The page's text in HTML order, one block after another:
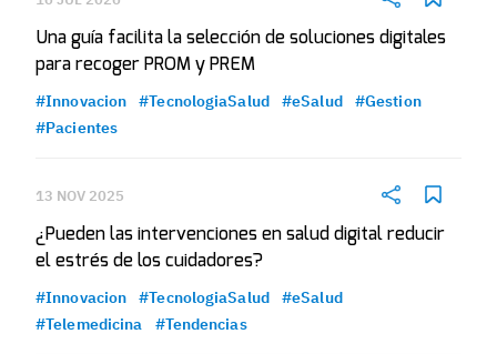
Una guía facilita la selección de soluciones digitales
para recoger PROM y PREM
#Innovacion #TecnologiaSalud #eSalud
#Gestion
#Pacientes
13 NOV 2025
¿Pueden las intervenciones en salud digital reducir
el estrés de los cuidadores?
#Innovacion #TecnologiaSalud
#eSalud
#Telemedicina
#Tendencias